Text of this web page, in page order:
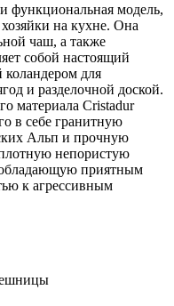
функциональная модель,
на кухне. Она
чаш, а также
собой настоящий
для
и разделочной доской.
материала Cristadur
в себе гранитную
Альп и прочную
непористую
обладающую приятным
к агрессивным